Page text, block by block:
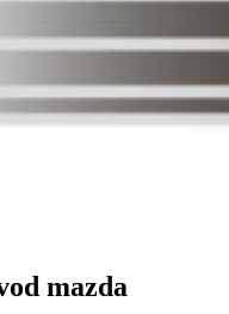
mazda